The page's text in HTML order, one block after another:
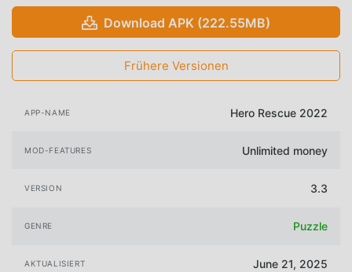
Download APK (222.55MB)
Frühere Versionen
APP-NAME Hero Rescue 2022
MOD-FEATURES Unlimited money
VERSION 3.3
GENRE Puzzle
AKTUALISIERT June 21, 2025